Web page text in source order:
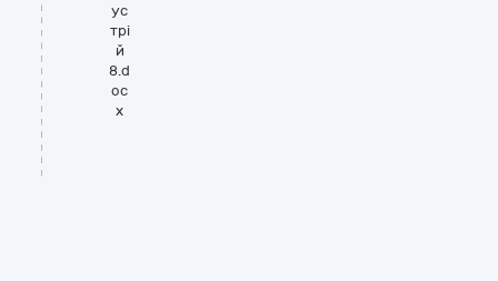
ус
трі
й
8.d
oc
x